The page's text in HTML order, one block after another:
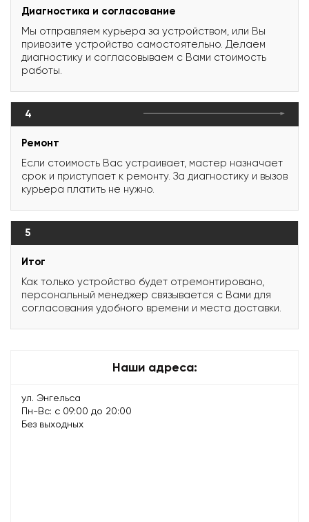
Диагностика и согласование
Мы отправляем курьера за устройством, или Вы
привозите устройство самостоятельно. Делаем
диагностику и согласовываем с Вами стоимость
работы.
4
Ремонт
Если стоимость Вас устраивает, мастер назначает
срок и приступает к ремонту. За диагностику и вызов
курьера платить не нужно.
5
Итог
Как только устройство будет отремонтировано,
персональный менеджер связывается с Вами для
согласования удобного времени и места доставки.
Наши адреса:
ул. Энгельса
Пн-Вс: с 09:00 до 20:00
Без выходных